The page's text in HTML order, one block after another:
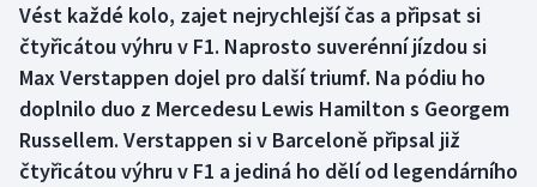
Boby a skeleton
Box
Curling
AZ kvíz
Vést každé kolo, zajet nejrychlejší čas a připsat si
čtyřicátou výhru v F1. Naprosto suverénní jízdou si
Max Verstappen dojel pro další triumf. Na pódiu ho
doplnilo duo z Mercedesu Lewis Hamilton s Georgem
Russellem. Verstappen si v Barceloně připsal již
čtyřicátou výhru v F1 a jediná ho dělí od legendárního